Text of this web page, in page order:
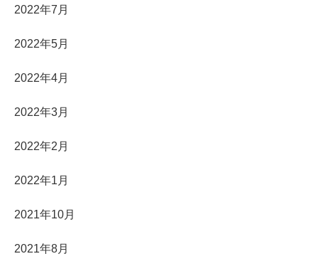
2022年7月
2022年5月
2022年4月
2022年3月
2022年2月
2022年1月
2021年10月
2021年8月